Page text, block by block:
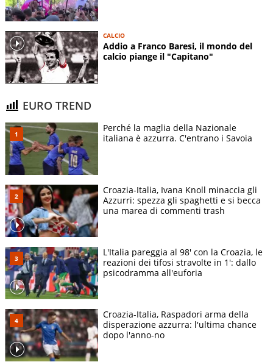
CALCIO
Addio a Franco Baresi, il mondo del
calcio piange il "Capitano"
EURO TREND
Perché la maglia della Nazionale
italiana è azzurra. C'entrano i Savoia
Croazia-Italia, Ivana Knoll minaccia gli
Azzurri: spezza gli spaghetti e si becca
una marea di commenti trash
L'Italia pareggia al 98' con la Croazia, le
reazioni dei tifosi stravolte in 1': dallo
psicodramma all'euforia
Croazia-Italia, Raspadori arma della
disperazione azzurra: l'ultima chance
dopo l'anno-no